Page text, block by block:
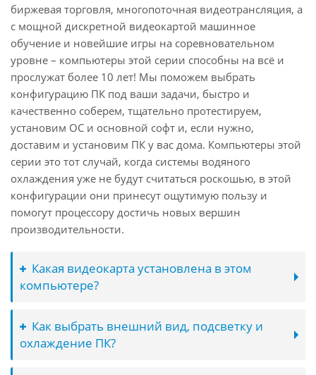
биржевая торговля, многопоточная видеотрансляция, а
с мощной дискретной видеокартой машинное
обучение и новейшие игры на соревновательном
уровне – компьютеры этой серии способны на всё и
прослужат более 10 лет! Мы поможем выбрать
конфигурацию ПК под ваши задачи, быстро и
качественно соберем, тщательно протестируем,
установим ОС и основной софт и, если нужно,
доставим и установим ПК у вас дома. Компьютеры этой
серии это тот случай, когда системы водяного
охлаждения уже не будут считаться роскошью, в этой
конфигурации они принесут ощутимую пользу и
помогут процессору достичь новых вершин
производительности.
Какая видеокарта установлена в этом
компьютере?
Как выбрать внешний вид, подсветку и
охлаждение ПК?